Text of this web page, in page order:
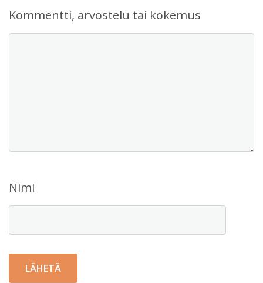
Kommentti, arvostelu tai kokemus
Nimi